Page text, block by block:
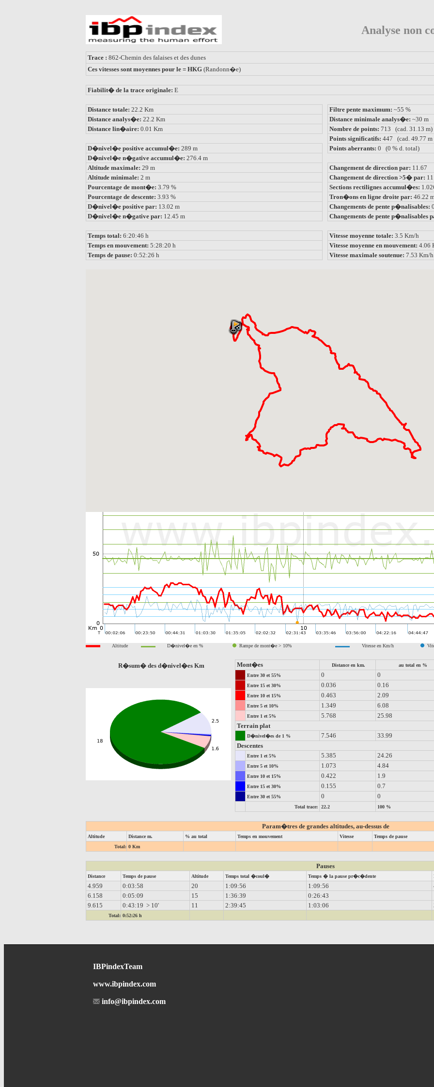
Analyse non
Trace : 862-Chemin des falaises et des dunes
Ces vitesses sont moyennes pour le = HKG (Randonn�e)
Fiabilit� de la trace originale: E
Distance totale: 22.2 Km
Distance analys�e: 22.2 Km
Distance lin�aire: 0.01 Km
D�nivel�e positive accumul�e: 289 m
D�nivel�e n�gative accumul�e: 276.4 m
Altitude maximale: 29 m
Altitude minimale: 2 m
Pourcentage de mont�e: 3.79 %
Pourcentage de descente: 3.93 %
D�nivel�e positive par: 13.02 m
D�nivel�e n�gative par: 12.45 m
Temps total: 6:20:46 h
Temps en mouvement: 5:28:20 h
Temps de pause: 0:52:26 h
Filtre pente maximum: ~55 %
Distance minimale analys�e: ~30 m
Nombre de points: 713 (cad. 31.13 m)
Points significatifs: 447 (cad. 49.77 m
Points aberrants: 0 (0 % d. total)
Changement de direction par: 11.67
Changement de direction >5� par:
Sections rectilignes accumul�es:
Tron�ons en ligne droite par: 46.22
Changements de pente p�nalisables:
Changements de pente p�nalisables
Vitesse moyenne totale: 3.5 Km/h
Vitesse moyenne en mouvement: 4.06
Vitesse maximale soutenue: 7.53 Km/h
Altitude D�nivel�e en % Rampe de mont�e > 10% Vitesse en Km/h
R�sum� des d�nivel�es Km Mont�es Distance en km.
au total en %
Entre 30 et 55%
0 0
Entre 15 et 30% 0.036 0.16
Entre 10 et 15% 0.463 2.09
Entre 5 et 10% 1.349 6.08
Entre 1 et 5% 5.768
25.98
Terrain plat
D�nivel�es de 1 % 7.546
33.99
Descentes
Entre 1 et 5% 5.385 24.26
Entre 5 et 10% 1.073 4.84
Entre 10 et 15% 0.422 1.9
Entre 15 et 30% 0.155 0.7
Entre 30 et 55% 0 0
Total trace: 22.2 100 %
Param�tres de grandes altitudes, au-dessus de
Altitude Distance m. % au total Temps en mouvement Vitesse
Temps de pause
Total: 0 Km
Pauses
Distance Temps de pause Altitude Temps total �coul� Temps � la pause pr�c�dente
4.959 0:03:58 20 1:09:56 1:09:56
6.158
0:05:09 15 1:36:39 0:26:43
9.615
0:43:19 > 10' 11 2:39:45 1:03:06
Total: 0:52:26 h
IBPindexTeam
www.ibpindex.com
info@ibpindex.com